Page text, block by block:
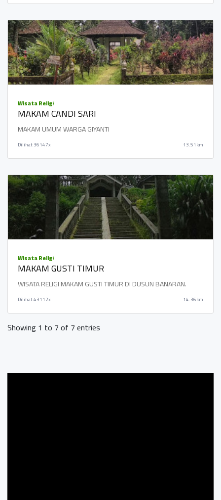
Wisata Religi
MAKAM CANDI SARI
MAKAM UMUM WARGA GIYANTI
Dilihat36147x 13.51km
Wisata Religi
MAKAM GUSTI TIMUR
WISATA RELIGI MAKAM GUSTI TIMUR DI DUSUN BANARAN.
Dilihat43112x 14.36km
Showing 1 to 7 of 7 entries